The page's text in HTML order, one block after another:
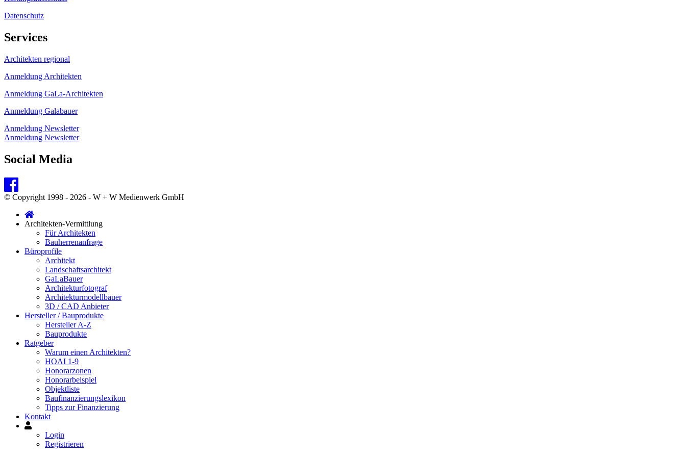
Datenschutz
Services
Architekten regional
Anmeldung Architekten
Anmeldung GaLa-Architekten
Anmeldung Galabauer
Anmeldung Newsletter
Anmeldung Newsletter
Social Media
© Copyright 1998 - 2026 - W + W Medienwerk GmbH
Architekten-Vermittlung
Für Architekten
Bauherrenanfrage
Büroprofile
Architekt
Landschaftsarchitekt
GaLaBauer
Architekturfotograf
Architekturmodellbauer
3D / CAD Anbieter
Hersteller / Bauprodukte
Hersteller A-Z
Bauprodukte
Ratgeber
Warum einen Architekten?
HOAI 1-9
Honorarzonen
Honorarbeispiel
Objektliste
Baufinanzierungslexikon
Tipps zur Finanzierung
Kontakt
Mein
KontoLogin
Registrieren